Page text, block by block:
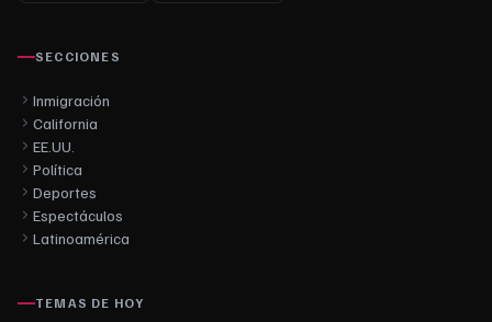
SECCIONES
Inmigración
California
EE.UU.
Política
Deportes
Espectáculos
Latinoamérica
TEMAS DE HOY